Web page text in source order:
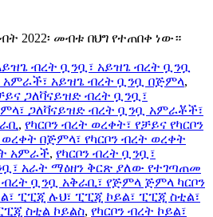
2022፡ መብቱ በህግ የተጠበቀ ነው።
ብረት ቧንቧ፣ አይዝጌ ብረት ቧንቧ
አምራች፣ አይዝጌ ብረት ቧንቧ በጅምላ,
ጋለቫናይዝድ ብረት ቧንቧ፣
ጋለቫናይዝድ ብረት ቧንቧ አምራቾች፣
, የካርቦን ብረት ወረቀት፣ የቻይና የካርቦን
በጅምላ፣ የካርቦን ብረት ወረቀት
አምራች, የካርቦን ብረት ቧንቧ፣
አራት ማዕዘን ቅርጽ ያለው የተገጣጠመ
ብረት ቧንቧ አቅራቢ፣ የጅምላ ጅምላ ካርቦን
ፒፒጂ ሉህ፣ ፒፒጂ ኮይል፣ ፒፒጂ ስቲል፣
ስቲል ኮይልስ, የካርቦን ብረት ኮይል፣